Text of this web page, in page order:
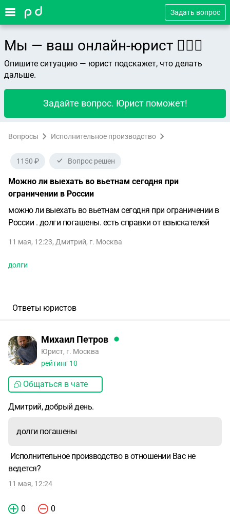
Задать вопрос
Мы — ваш онлайн-юрист 👨🏻‍⚖️
Опишите ситуацию — юрист подскажет, что делать
дальше.
Задайте вопрос. Юрист поможет!
Вопросы Исполнительное производство
1150 ₽ Вопрос решен
Можно ли выехать во вьетнам сегодня при
ограничении в России
можно ли выехать во вьетнам сегодня при ограничении в
России . долги погашены. есть справки от взыскателей
11 мая, 12:23, Дмитрий, г. Москва
долги
Ответы юристов
Михаил Петров
Юрист, г. Москва
рейтинг 10
Общаться в чате
Дмитрий, добрый день.
долги погашены
Исполнительное производство в отношении Вас не
ведется?
11 мая, 12:24
0 0